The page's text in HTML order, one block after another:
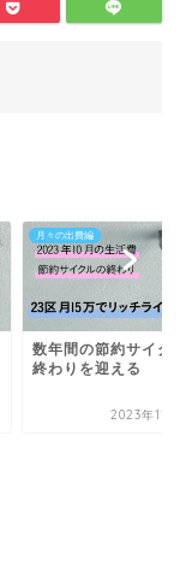
月々の出費編
数年間の節約サイク
終わりを迎える
2023年11